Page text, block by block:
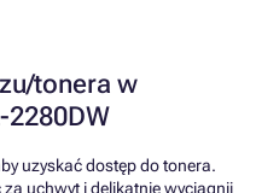
tonera w
2280DW
uzyskać dostęp do tonera.
uchwyt i delikatnie wyciągnij